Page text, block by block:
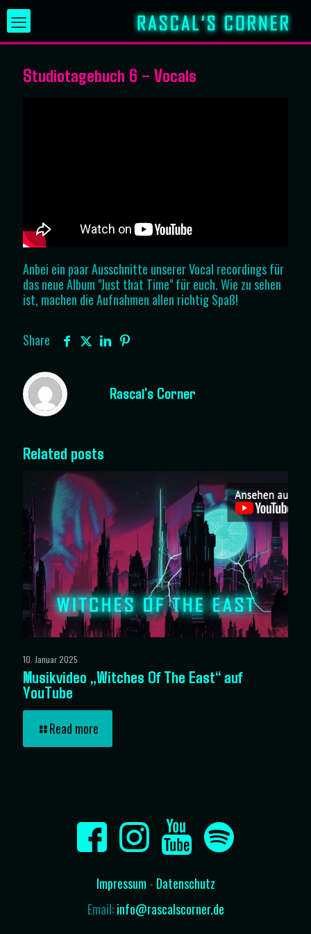
Studiotagebuch 6 – Vocals
Anbei ein paar Ausschnitte unserer Vocal recordings für
das neue Album "Just that Time" für euch. Wie zu sehen
ist, machen die Aufnahmen allen richtig Spaß!
Share
Rascal's Corner
Related posts
10. Januar 2025
Musikvideo „Witches Of The East“ auf
YouTube
Read more
Impressum - Datenschutz
Email:info@rascalscorner.de